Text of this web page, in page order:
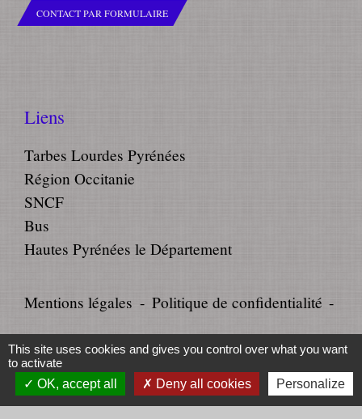
CONTACT PAR FORMULAIRE
Liens
Tarbes Lourdes Pyrénées
Région Occitanie
SNCF
Bus
Hautes Pyrénées le Département
Mentions légales - Politique de confidentialité -
Accessibilité - Plan du site -
Gestion des cookies
This site uses cookies and gives you control over what you want
to activate
OK, accept all
Deny all cookies Personalize